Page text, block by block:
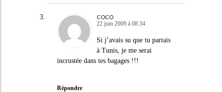
COCO
22 juin 2009 à 08:34
Si j’avais su que tu partais
à Tunis, je me serai
incrustée dans tes bagages !!!
Répondre